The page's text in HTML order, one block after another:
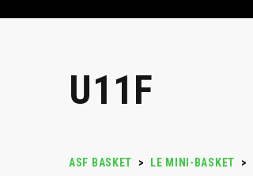
U11F
ASF BASKET > LE MINI-BASKET >